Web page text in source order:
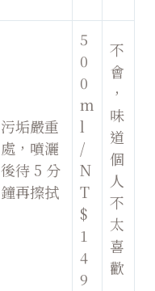
污垢嚴重
處，噴灑
後待 5 分
鐘再擦拭
5
0
0
m
l
/
N
T
$
1
4
9
不
會
，
味
道
個
人
不
太
喜
歡